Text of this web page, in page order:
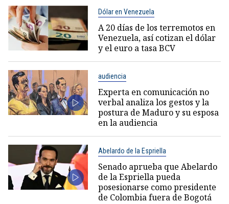
Dólar en Venezuela
A 20 días de los terremotos en
Venezuela, así cotizan el dólar
y el euro a tasa BCV
audiencia
Experta en comunicación no
verbal analiza los gestos y la
postura de Maduro y su esposa
en la audiencia
Abelardo de la Espriella
Senado aprueba que Abelardo
de la Espriella pueda
posesionarse como presidente
de Colombia fuera de Bogotá